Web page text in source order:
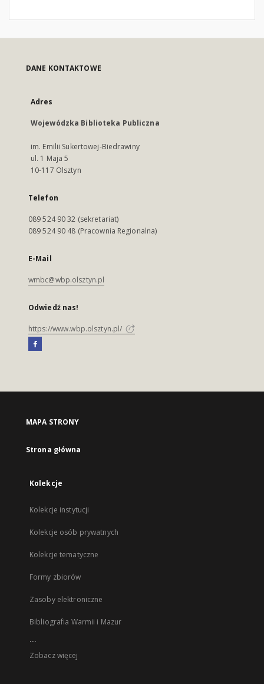
DANE KONTAKTOWE
Adres
Wojewódzka Biblioteka Publiczna
im. Emilii Sukertowej-Biedrawiny
ul. 1 Maja 5
10-117 Olsztyn
Telefon
089 524 90 32 (sekretariat)
089 524 90 48 (Pracownia Regionalna)
E-Mail
wmbc@wbp.olsztyn.pl
Odwiedź nas!
https://www.wbp.olsztyn.pl/
MAPA STRONY
Strona główna
Kolekcje
Kolekcje instytucji
Kolekcje osób prywatnych
Kolekcje tematyczne
Formy zbiorów
Zasoby elektroniczne
Bibliografia Warmii i Mazur
...
Zobacz więcej